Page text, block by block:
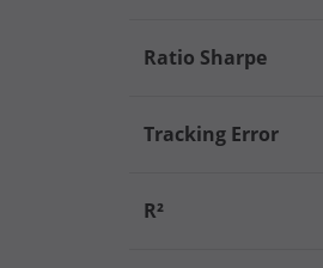
Ratio Sharpe
Tracking Error
R²